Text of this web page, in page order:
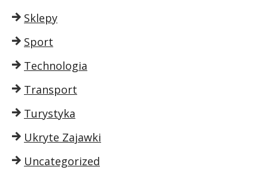
Sklepy
Sport
Technologia
Transport
Turystyka
Ukryte Zajawki
Uncategorized